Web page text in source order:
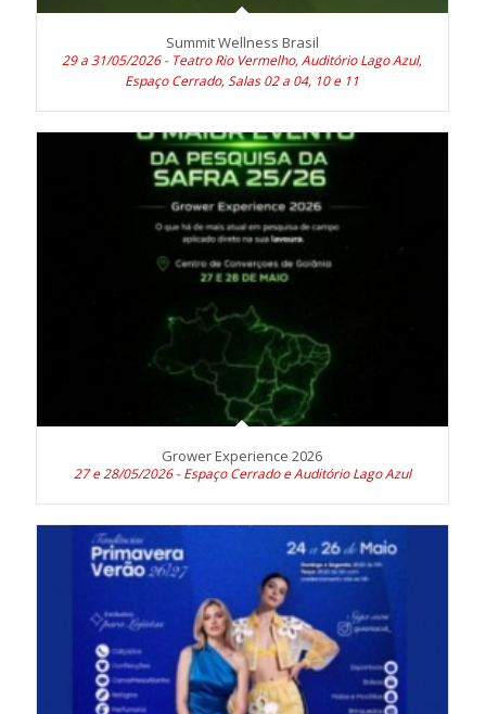
Summit Wellness Brasil
29 a 31/05/2026 - Teatro Rio Vermelho, Auditório Lago Azul,
Espaço Cerrado, Salas 02 a 04, 10 e 11
Grower Experience 2026
27 e 28/05/2026 - Espaço Cerrado e Auditório Lago Azul